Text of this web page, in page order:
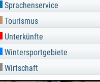
Sprachenservice
Tourismus
Unterkünfte
Wintersportgebiete
Wirtschaft